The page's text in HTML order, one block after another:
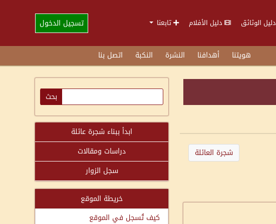
دليل الوثائق دليل الأفلام تابعنا تسجيل الدخول
هويتنا أهدافنا النشرة النكبة اتصل بنا
شجرة العائلة
ابدأ ببناء شجرة عائلة
دراسات ومقالات
سجل الزوار
خريطة الموقع
كيف تُسجل في الموقع